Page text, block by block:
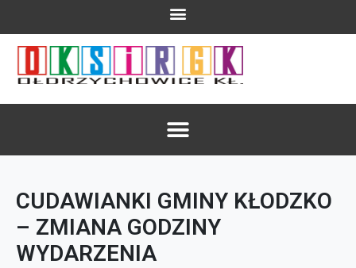
CUDAWIANKI GMINY KŁODZKO
– ZMIANA GODZINY
WYDARZENIA